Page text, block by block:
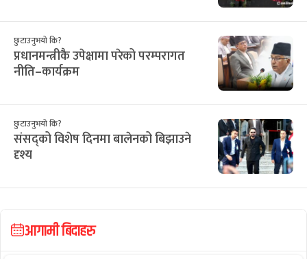
छुटाउनुभयो कि?
प्रधानमन्त्रीकै उपेक्षामा परेको परम्परागत
नीति–कार्यक्रम
छुटाउनुभयो कि?
संसद्को विशेष दिनमा बालेनको बिझाउने
दृश्य
आगामी बिदाहरु